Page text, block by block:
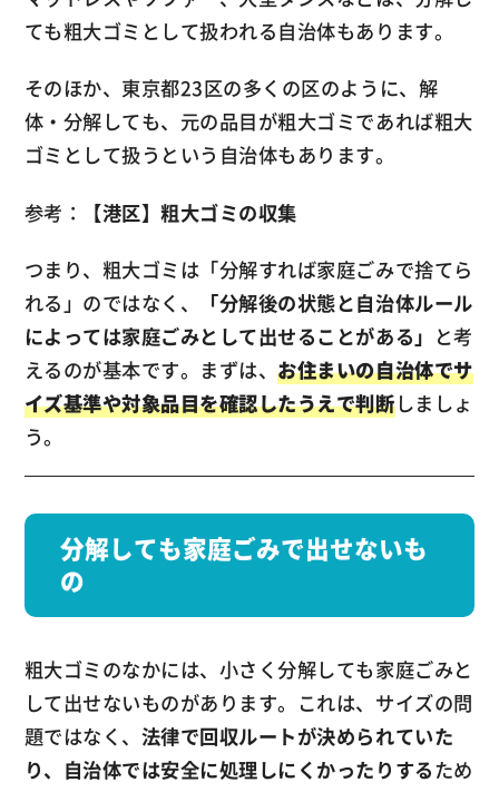
ても粗大ゴミとして扱われる自治体もあります。
そのほか、東京都23区の多くの区のように、解
体・分解しても、元の品目が粗大ゴミであれば粗大
ゴミとして扱うという自治体もあります。
参考：
【港区】粗大ゴミの収集
つまり、粗大ゴミは「分解すれば家庭ごみで捨てら
れる」のではなく、
「分解後の状態と自治体ルール
によっては家庭ごみとして出せることがある」 と考
えるのが基本です。まずは、お住まいの自治体でサ
イズ基準や対象品目を確認したうえで判断しましょ
う。
分解しても家庭ごみで出せないも
の
粗大ゴミのなかには、小さく分解しても家庭ごみと
して出せないものがあります。これは、サイズの問
題ではなく、 法律で回収ルートが決められていた
り、自治体では安全に処理しにくかったりするため